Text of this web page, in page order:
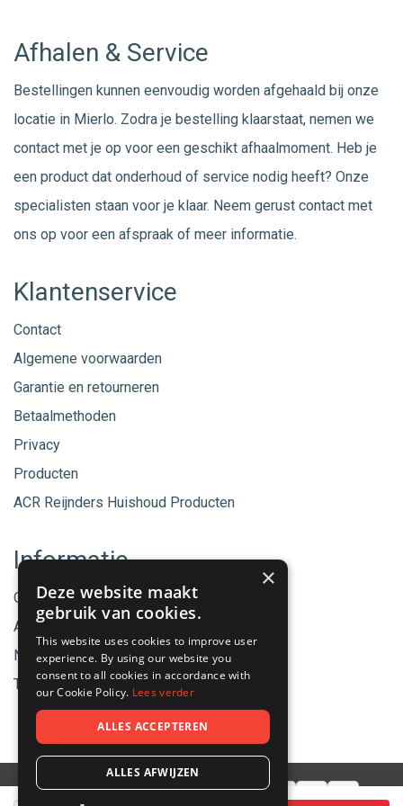
Afhalen & Service
Bestellingen kunnen eenvoudig worden afgehaald bij onze
locatie in Mierlo. Zodra je bestelling klaarstaat, nemen we
contact met je op voor een geschikt afhaalmoment. Heb je
een product dat onderhoud of service nodig heeft? Onze
specialisten staan voor je klaar. Neem gerust contact met
ons op voor een afspraak of meer informatie.
Klantenservice
Contact
Algemene voorwaarden
Garantie en retourneren
Betaalmethoden
Privacy
Producten
ACR Reijnders Huishoud Producten
Informatie
Onze merken
Aanbiedingen
Nieuwe producten
Tips & Nieuws
×
Deze website maakt
gebruik van cookies.
This website uses cookies to improve user
experience. By using our website you
consent to all cookies in accordance with
our Cookie Policy. Lees verder
ALLES ACCEPTEREN
ALLES AFWIJZEN